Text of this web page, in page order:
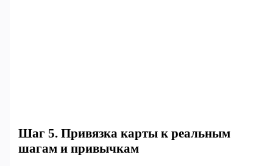
Шаг 5. Привязка карты к реальным
шагам и привычкам